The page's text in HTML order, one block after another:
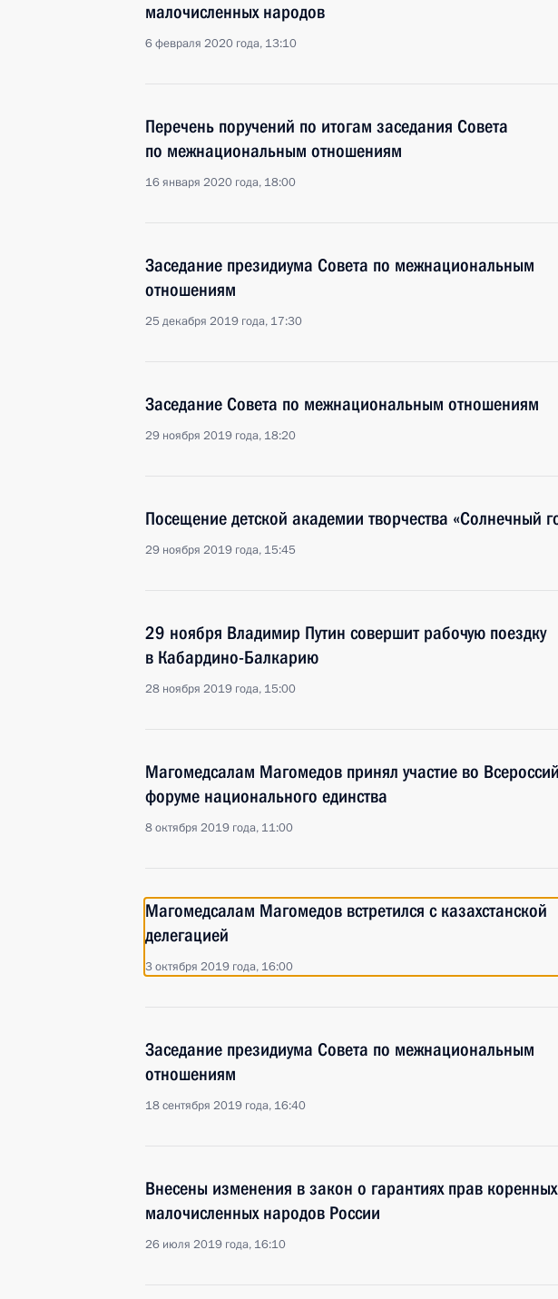
малочисленных народов
6 февраля 2020 года, 13:10
Перечень поручений по итогам заседания Совета
по межнациональным отношениям
16 января 2020 года, 18:00
Заседание президиума Совета по межнациональным
отношениям
25 декабря 2019 года, 17:30
Заседание Совета по межнациональным отношениям
29 ноября 2019 года, 18:20
Посещение детской академии творчества «Солнечный
29 ноября 2019 года, 15:45
29 ноября Владимир Путин совершит рабочую поездку
в Кабардино-Балкарию
28 ноября 2019 года, 15:00
Магомедсалам Магомедов принял участие во
форуме национального единства
8 октября 2019 года, 11:00
Магомедсалам Магомедов встретился с казахстанской
делегацией
3 октября 2019 года, 16:00
Заседание президиума Совета по межнациональным
отношениям
18 сентября 2019 года, 16:40
Внесены изменения в закон о гарантиях прав коренных
малочисленных народов России
26 июля 2019 года, 16:10